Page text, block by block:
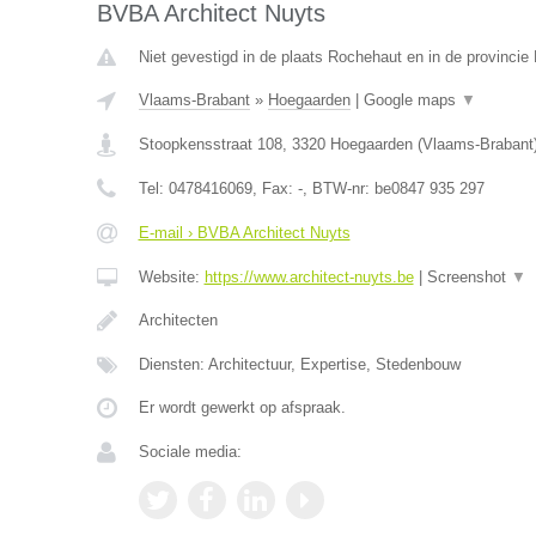
BVBA Architect Nuyts
Niet gevestigd in de plaats Rochehaut en in de provincie
Vlaams-Brabant» Hoegaarden| Google maps ▼
Stoopkensstraat 108, 3320 Hoegaarden(Vlaams-Brabant
Tel: 0478416069, Fax: -, BTW-nr: be0847 935 297
E-mail › BVBA Architect Nuyts
Website: https://www.architect-nuyts.be| Screenshot ▼
Architecten
Diensten: Architectuur, Expertise, Stedenbouw
Er wordt gewerkt op afspraak.
Sociale media: